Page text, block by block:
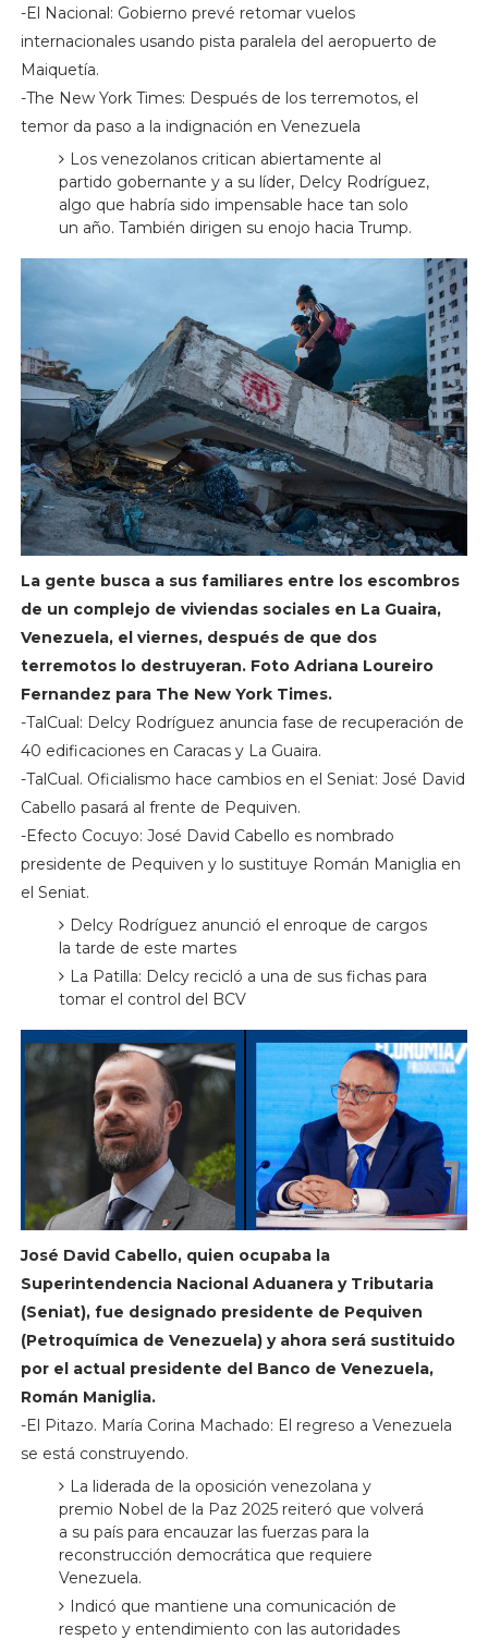
-El Nacional: Gobierno prevé retomar vuelos
internacionales usando pista paralela del aeropuerto de
Maiquetía.
-The New York Times: Después de los terremotos, el
temor da paso a la indignación en Venezuela
Los venezolanos critican abiertamente al
partido gobernante y a su líder, Delcy Rodríguez,
algo que habría sido impensable hace tan solo
un año. También dirigen su enojo hacia Trump.
La gente busca a sus familiares entre los escombros
de un complejo de viviendas sociales en La Guaira,
Venezuela, el viernes, después de que dos
terremotos lo destruyeran. Foto Adriana Loureiro
Fernandez para The New York Times.
-TalCual: Delcy Rodríguez anuncia fase de recuperación de
40 edificaciones en Caracas y La Guaira.
-TalCual. Oficialismo hace cambios en el Seniat: José David
Cabello pasará al frente de Pequiven.
-Efecto Cocuyo: José David Cabello es nombrado
presidente de Pequiven y lo sustituye Román Maniglia en
el Seniat.
Delcy Rodríguez anunció el enroque de cargos
la tarde de este martes
La Patilla: Delcy recicló a una de sus fichas para
tomar el control del BCV
José David Cabello, quien ocupaba la
Superintendencia Nacional Aduanera y Tributaria
(Seniat), fue designado presidente de Pequiven
(Petroquímica de Venezuela) y ahora será sustituido
por el actual presidente del Banco de Venezuela,
Román Maniglia.
-El Pitazo. María Corina Machado: El regreso a Venezuela
se está construyendo.
La liderada de la oposición venezolana y
premio Nobel de la Paz 2025 reiteró que volverá
a su país para encauzar las fuerzas para la
reconstrucción democrática que requiere
Venezuela.
Indicó que mantiene una comunicación de
respeto y entendimiento con las autoridades